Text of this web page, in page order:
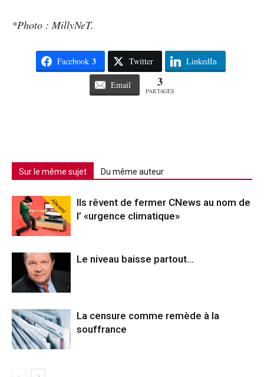
*Photo : MillyNeT.
Facebook 3 Twitter LinkedIn
Email 3
PARTAGES
Sur le même sujet Du même auteur
Abonné
Ils rêvent de fermer CNews au nom de
l’ «urgence climatique»
Le niveau baisse partout…
La censure comme remède à la
souffrance